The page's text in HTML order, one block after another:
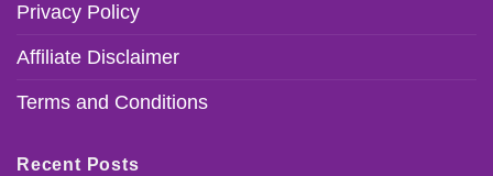
Privacy Policy
Affiliate Disclaimer
Terms and Conditions
Recent Posts